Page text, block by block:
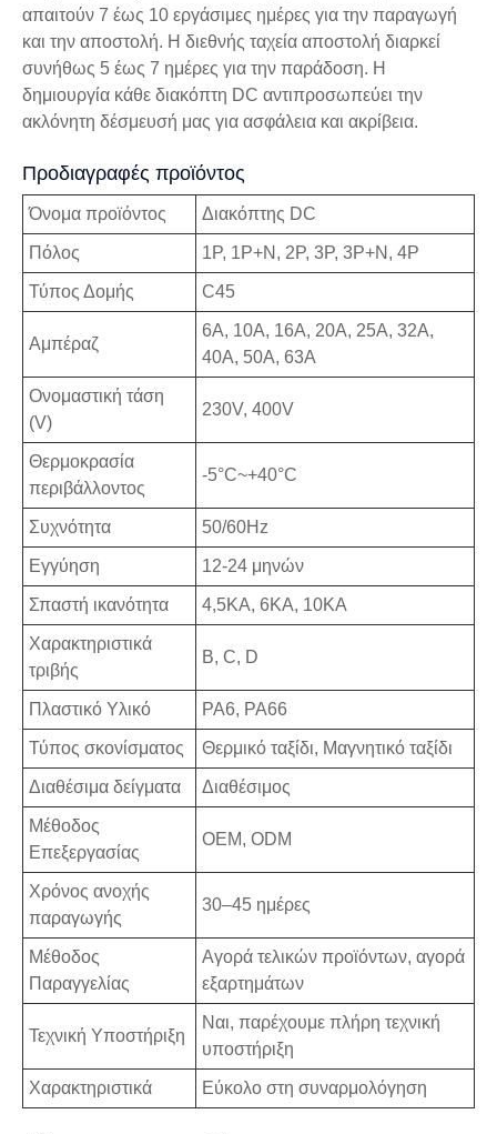
απαιτούν 7 έως 10 εργάσιμες ημέρες για την παραγωγή
και την αποστολή. Η διεθνής ταχεία αποστολή διαρκεί
συνήθως 5 έως 7 ημέρες για την παράδοση. Η
δημιουργία κάθε διακόπτη DC αντιπροσωπεύει την
ακλόνητη δέσμευσή μας για ασφάλεια και ακρίβεια.
Προδιαγραφές προϊόντος
Όνομα προϊόντος Διακόπτης DC
Πόλος 1P, 1P+N, 2P, 3P, 3P+N, 4P
Τύπος Δομής C45
Αμπέραζ
6A, 10A, 16A, 20A, 25A, 32A,
40A, 50A, 63A
Ονομαστική τάση
(V)
230V, 400V
Θερμοκρασία
περιβάλλοντος
-5°C~+40°C
Συχνότητα 50/60Hz
Εγγύηση 12-24 μηνών
Σπαστή ικανότητα 4,5ΚΑ, 6ΚΑ, 10ΚΑ
Χαρακτηριστικά
τριβής
B, C, D
Πλαστικό Υλικό PA6, PA66
Τύπος σκονίσματος Θερμικό ταξίδι, Μαγνητικό ταξίδι
Διαθέσιμα δείγματα Διαθέσιμος
Μέθοδος
Επεξεργασίας
OEM, ODM
Χρόνος ανοχής
παραγωγής
30–45 ημέρες
Μέθοδος
Παραγγελίας
Αγορά τελικών προϊόντων, αγορά
εξαρτημάτων
Τεχνική Υποστήριξη
Ναι, παρέχουμε πλήρη τεχνική
υποστήριξη
Χαρακτηριστικά Εύκολο στη συναρμολόγηση